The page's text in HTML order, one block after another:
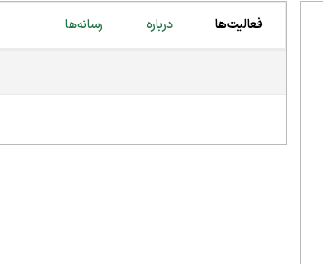
فعالیت‌ها درباره رسانه‌ها